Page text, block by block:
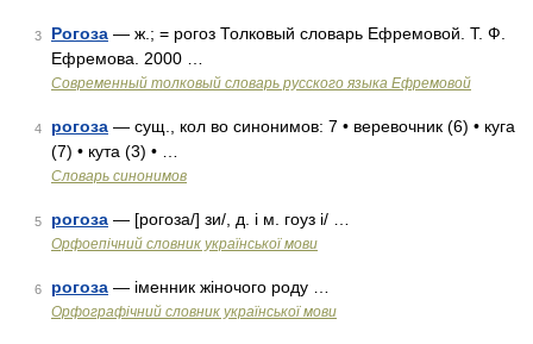
3 Рогоза — ж.; = рогоз Толковый словарь Ефремовой. Т. Ф.
Ефремова. 2000 …
Современный толковый словарь русского языка Ефремовой
4 рогоза — сущ., кол во синонимов: 7 • веревочник (6) • куга
(7) • кута (3) • …
Словарь синонимов
5 рогоза — [рогоза/] зи/, д. і м. гоуз і/ …
Орфоепічний словник української мови
6 рогоза — іменник жіночого роду …
Орфографічний словник української мови